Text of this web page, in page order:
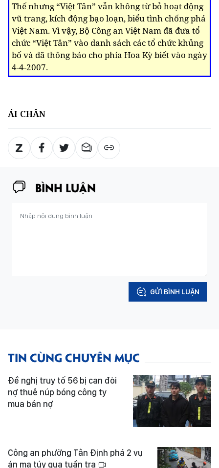
Thế nhưng “Việt Tân” vẫn không từ bỏ hoạt động
vũ trang, kích động bạo loạn, biểu tình chống phá
Việt Nam. Vì vậy, Bộ Công an Việt Nam đã đưa tổ
chức “Việt Tân” vào danh sách các tổ chức khủng
bố và đã thông báo cho phía Hoa Kỳ biết vào ngày
4-4-2007.
ÁI CHÂN
BÌNH LUẬN
GỬI BÌNH LUẬN
TIN CÙNG CHUYÊN MỤC
Đề nghị truy tố 56 bị can đòi
nợ thuê núp bóng công ty
mua bán nợ
Công an phường Tân Định phá 2 vụ
án ma túy qua tuần tra